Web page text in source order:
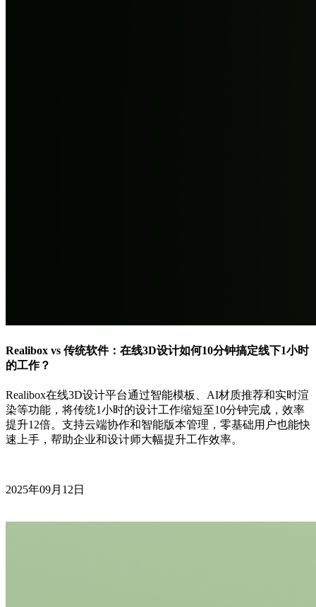
Realibox vs 传统软件：在线3D设计如何10分钟搞定线下1小时
的工作？
Realibox在线3D设计平台通过智能模板、AI材质推荐和实时渲
染等功能，将传统1小时的设计工作缩短至10分钟完成，效率
提升12倍。支持云端协作和智能版本管理，零基础用户也能快
速上手，帮助企业和设计师大幅提升工作效率。
2025年09月12日